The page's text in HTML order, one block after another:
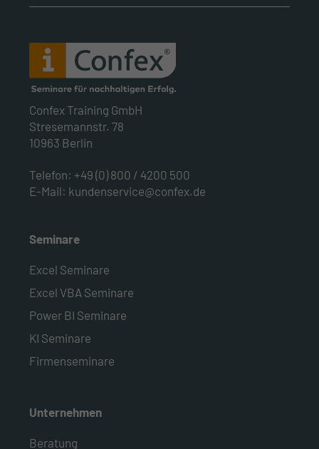
Confex Training GmbH
Stresemannstr. 78
10963 Berlin
Telefon: +49 (0) 800 / 4200 500
E-Mail: kundenservice@confex.de
Seminare
Excel Seminare
Excel VBA Seminare
Power BI Seminare
KI Seminare
Firmenseminare
Unternehmen
Beratung